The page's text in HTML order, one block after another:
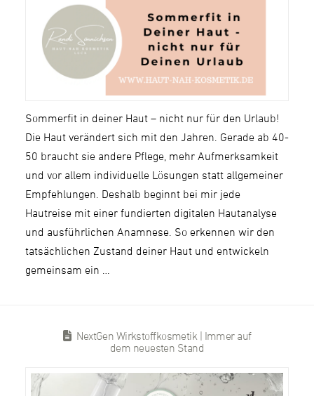
Sommerfit in deiner Haut – nicht nur für den Urlaub!
Die Haut verändert sich mit den Jahren. Gerade ab 40-
50 braucht sie andere Pflege, mehr Aufmerksamkeit
und vor allem individuelle Lösungen statt allgemeiner
Empfehlungen. Deshalb beginnt bei mir jede
Hautreise mit einer fundierten digitalen Hautanalyse
und ausführlichen Anamnese. So erkennen wir den
tatsächlichen Zustand deiner Haut und entwickeln
gemeinsam ein …
NextGen Wirkstoffkosmetik | Immer auf
dem neuesten Stand